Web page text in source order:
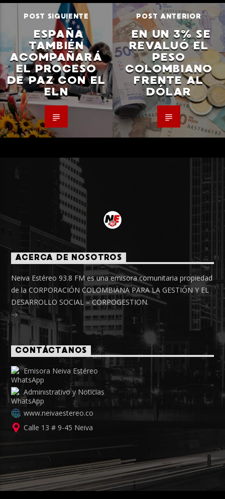
POST SIGUIENTE
ESPAÑA
TAMBIÉN
ACOMPAÑARÁ
EL PROCESO
DE PAZ CON EL
ELN
POST ANTERIOR
EN UN 3% SE
REVALUÓ EL
PESO
COLOMBIANO
FRENTE AL
DÓLAR
ACERCA DE NOSOTROS
Neiva Estéreo 93.8 FM es una emisora comunitaria propiedad
de la CORPORACIÓN COLOMBIANA PARA LA GESTIÓN Y EL
DESARROLLO SOCIAL – CORPOGESTION.
CONTÁCTANOS
Emisora Neiva Estéreo
Administrativo y Noticias
www.neivaestereo.co
Calle 13 # 9-45 Neiva